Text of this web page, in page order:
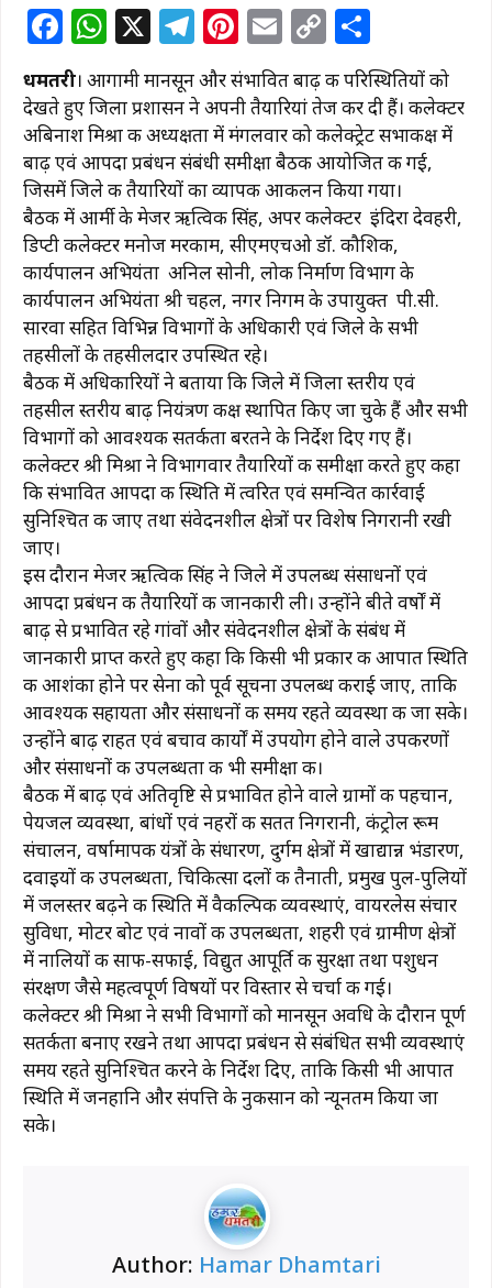
F
a
c
e
b
o
o
k
W
at
s
A
p
p
X T
el
e
g
ra
m
Pi
n
te
re
st
E
ai
l
C
p
y
Li
n
k
h
ar
e
धमतरी। आगामी मानसून और संभावित बाढ़ की परिस्थितियों को
देखते हुए जिला प्रशासन ने अपनी तैयारियां तेज कर दी हैं। कलेक्टर
अबिनाश मिश्रा की अध्यक्षता में मंगलवार को कलेक्ट्रेट सभाकक्ष में
बाढ़ एवं आपदा प्रबंधन संबंधी समीक्षा बैठक आयोजित की गई,
जिसमें जिले की तैयारियों का व्यापक आकलन किया गया।
बैठक में आर्मी के मेजर ऋत्विक सिंह, अपर कलेक्टर इंदिरा देवहरी,
डिप्टी कलेक्टर मनोज मरकाम, सीएमएचओ डॉ. कौशिक,
कार्यपालन अभियंता अनिल सोनी, लोक निर्माण विभाग के
कार्यपालन अभियंता श्री चहल, नगर निगम के उपायुक्त पी.सी.
सारवा सहित विभिन्न विभागों के अधिकारी एवं जिले के सभी
तहसीलों के तहसीलदार उपस्थित रहे।
बैठक में अधिकारियों ने बताया कि जिले में जिला स्तरीय एवं
तहसील स्तरीय बाढ़ नियंत्रण कक्ष स्थापित किए जा चुके हैं और सभी
विभागों को आवश्यक सतर्कता बरतने के निर्देश दिए गए हैं।
कलेक्टर श्री मिश्रा ने विभागवार तैयारियों की समीक्षा करते हुए कहा
कि संभावित आपदा की स्थिति में त्वरित एवं समन्वित कार्रवाई
सुनिश्चित की जाए तथा संवेदनशील क्षेत्रों पर विशेष निगरानी रखी
जाए।
इस दौरान मेजर ऋत्विक सिंह ने जिले में उपलब्ध संसाधनों एवं
आपदा प्रबंधन की तैयारियों की जानकारी ली। उन्होंने बीते वर्षों में
बाढ़ से प्रभावित रहे गांवों और संवेदनशील क्षेत्रों के संबंध में
जानकारी प्राप्त करते हुए कहा कि किसी भी प्रकार की आपात स्थिति
की आशंका होने पर सेना को पूर्व सूचना उपलब्ध कराई जाए, ताकि
आवश्यक सहायता और संसाधनों की समय रहते व्यवस्था की जा सके।
उन्होंने बाढ़ राहत एवं बचाव कार्यों में उपयोग होने वाले उपकरणों
और संसाधनों की उपलब्धता की भी समीक्षा की।
बैठक में बाढ़ एवं अतिवृष्टि से प्रभावित होने वाले ग्रामों की पहचान,
पेयजल व्यवस्था, बांधों एवं नहरों की सतत निगरानी, कंट्रोल रूम
संचालन, वर्षामापक यंत्रों के संधारण, दुर्गम क्षेत्रों में खाद्यान्न भंडारण,
दवाइयों की उपलब्धता, चिकित्सा दलों की तैनाती, प्रमुख पुल-पुलियों
में जलस्तर बढ़ने की स्थिति में वैकल्पिक व्यवस्थाएं, वायरलेस संचार
सुविधा, मोटर बोट एवं नावों की उपलब्धता, शहरी एवं ग्रामीण क्षेत्रों
में नालियों की साफ-सफाई, विद्युत आपूर्ति की सुरक्षा तथा पशुधन
संरक्षण जैसे महत्वपूर्ण विषयों पर विस्तार से चर्चा की गई।
कलेक्टर श्री मिश्रा ने सभी विभागों को मानसून अवधि के दौरान पूर्ण
सतर्कता बनाए रखने तथा आपदा प्रबंधन से संबंधित सभी व्यवस्थाएं
समय रहते सुनिश्चित करने के निर्देश दिए, ताकि किसी भी आपात
स्थिति में जनहानि और संपत्ति के नुकसान को न्यूनतम किया जा
सके।
Author: Hamar Dhamtari